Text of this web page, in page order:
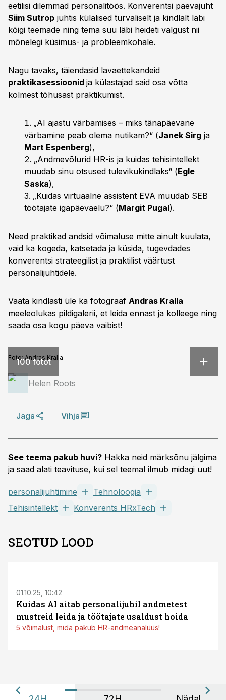
eetilisi dilemmad personalitöös. Konverentsi päevajuht
Siim Sutrop juhtis külalised turvaliselt ja kindlalt läbi
kõigi teemade ning tema suu läbi heideti valgust nii
mõnelegi küsimus- ja probleemkohale.
Nagu tavaks, täiendasid lavaettekandeid
praktikasessioonid ja külastajad said osa võtta
kolmest tõhusast praktikumist.
„AI ajastu värbamises – miks tänapäevane
värbamine peab olema nutikam?“ (Janek Sirg ja
Mart Espenberg),
„Andmevõlurid HR-is ja kuidas tehisintellekt
muudab sinu otsused tulevikukindlaks“ (Egle
Saska),
„Kuidas virtuaalne assistent EVA muudab SEB
töötajate igapäevaelu?“ (Margit Pugal).
Need praktikad andsid võimaluse mitte ainult kuulata,
vaid ka kogeda, katsetada ja küsida, tugevdades
konverentsi strateegilist ja praktilist väärtust
personalijuhtidele.
Vaata kindlasti üle ka fotograaf Andras Kralla
meeleolukas pildigalerii, et leida ennast ja kolleege ning
saada osa kogu päeva vaibist!
100 fotot
Foto:Andras Kralla
Helen Roots
Jaga Vihja
See teema pakub huvi? Hakka neid märksõnu jälgima
ja saad alati teavituse, kui sel teemal ilmub midagi uut!
personalijuhtimine
Tehnoloogia
Tehisintellekt
Konverents HRxTech
SEOTUD LOOD
01.10.25, 10:42
Kuidas AI aitab personalijuhil andmetest
mustreid leida ja töötajate usaldust hoida
5 võimalust, mida pakub HR-andmeanalüüs!